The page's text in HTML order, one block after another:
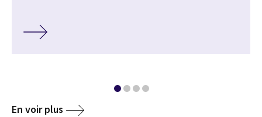
En voir plus